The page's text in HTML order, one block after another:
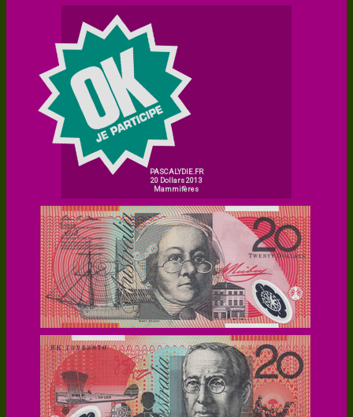
PASCALYDIE.FR
20 Dollars 2013
Mammifères